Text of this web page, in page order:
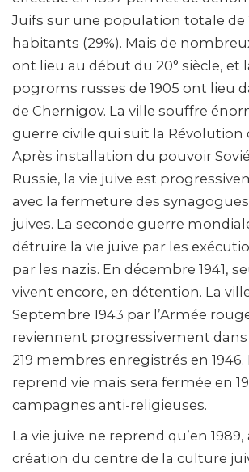
Juifs sur une population totale de
habitants (29%). Mais de
ont lieu au début du 20° siècle, et
pogroms russes de 1905 ont lieu
de Chernigov. La ville souffre
guerre civile qui suit la Révolution
Après installation du pouvoir
Russie, la vie juive est
avec la fermeture des
juives. La seconde guerre
détruire la vie juive par les
par les nazis. En décembre 1941,
vivent encore, en détention. La
Septembre 1943 par l’Armée
reviennent progressivement dans
219 membres enregistrés en
reprend vie mais sera fermée en
campagnes anti-religieuses.
La vie juive ne reprend qu’en 1989,
création du centre de la culture